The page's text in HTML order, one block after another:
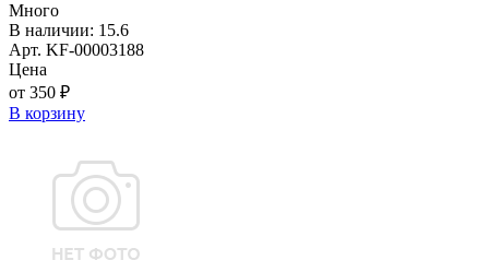
Много
В наличии: 15.6
Арт. KF-00003188
Цена
от 350 ₽
В корзину